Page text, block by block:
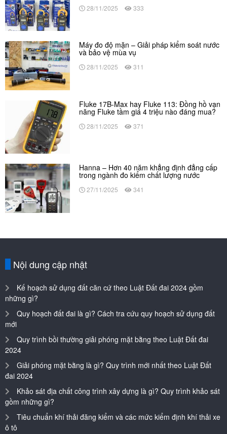
28/11/2025 333
Máy đo độ mặn – Giải pháp kiểm soát nước
và bảo vệ mùa vụ
28/11/2025 311
Fluke 17B-Max hay Fluke 113: Đồng hồ vạn
năng Fluke tầm giá 4 triệu nào đáng mua?
28/11/2025 371
Hanna – Hơn 40 năm khẳng định đẳng cấp
trong ngành đo kiểm chất lượng nước
27/11/2025 341
Nội dung cập nhật
Kế hoạch sử dụng đất căn cứ theo Luật Đất đai 2024 gồm
những gì?
Quy hoạch đất đai là gì? Cách tra cứu quy hoạch sử dụng đất
mới
Quy trình bồi thường giải phóng mặt bằng theo Luật Đất đai
2024
Giải phóng mặt bằng là gì? Quy trình mới nhất theo Luật Đất
đai 2024
Khảo sát địa chất công trình xây dựng là gì? Quy trình khảo sát
gồm những gì?
Tiêu chuẩn khí thải đăng kiểm và các mức kiểm định khí thải xe
ô tô